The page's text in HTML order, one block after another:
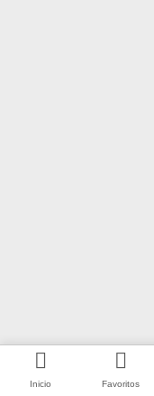
Inicio Favoritos